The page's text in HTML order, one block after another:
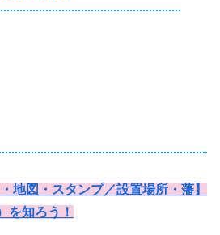
地図・スタンプ／設置場所・藩】
を知ろう！